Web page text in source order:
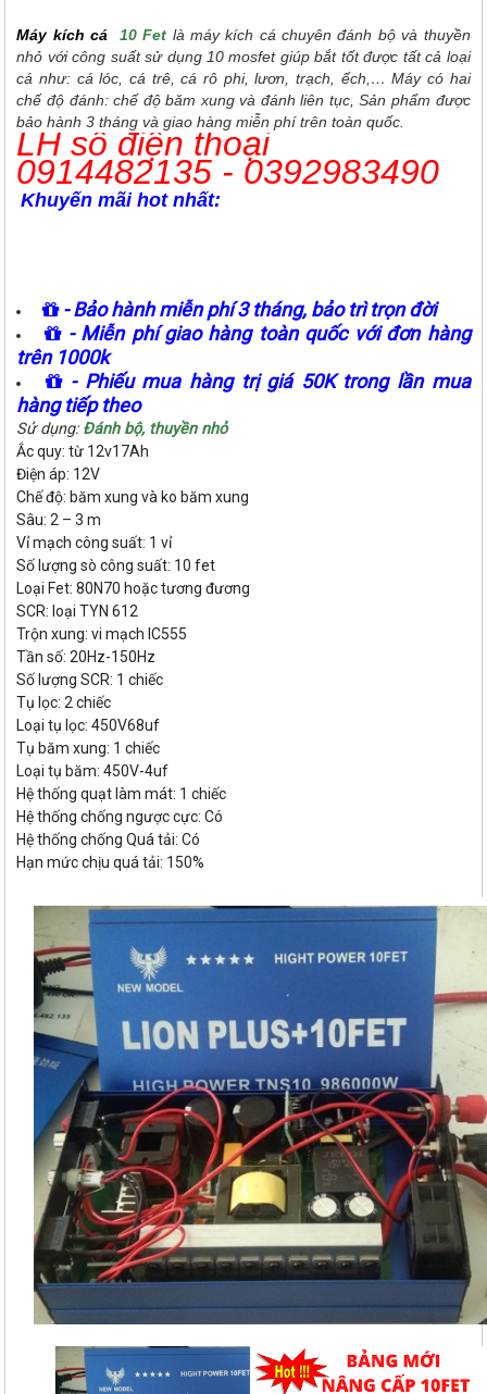
Máy kích cá 10 Fet là máy kích cá chuyên đánh bộ và thuyền
nhỏ với công suất sử dụng 10 mosfet giúp bắt tốt được tất cả loại
cá như: cá lóc, cá trê, cá rô phi, lươn, trạch, ếch,… Máy có hai
chế độ đánh: chế độ băm xung và đánh liên tục, Sản phẩm được
bảo hành 3 tháng và giao hàng miễn phí trên toàn quốc.
LH số điện thoại
0914482135 - 0392983490
Khuyến mãi hot nhất:
- Bảo hành miễn phí 3 tháng, bảo trì trọn đời
- Miễn phí giao hàng toàn quốc với đơn hàng
trên 1000k
- Phiếu mua hàng trị giá 50K trong lần mua
hàng tiếp theo
Sử dụng: Đánh bộ, thuyền nhỏ
Ắc quy: từ 12v17Ah
Điện áp: 12V
Chế độ: băm xung và ko băm xung
Sâu: 2 – 3 m
Vỉ mạch công suất: 1 vỉ
Số lượng sò công suất: 10 fet
Loại Fet: 80N70 hoặc tương đương
SCR: loại TYN 612
Trộn xung: vi mạch IC555
Tần số: 20Hz-150Hz
Số lượng SCR: 1 chiếc
Tụ lọc: 2 chiếc
Loại tụ lọc: 450V68uf
Tụ băm xung: 1 chiếc
Loại tụ băm: 450V-4uf
Hệ thống quạt làm mát: 1 chiếc
Hệ thống chống ngược cực: Có
Hệ thống chống Quá tải: Có
Hạn mức chịu quá tải: 150%